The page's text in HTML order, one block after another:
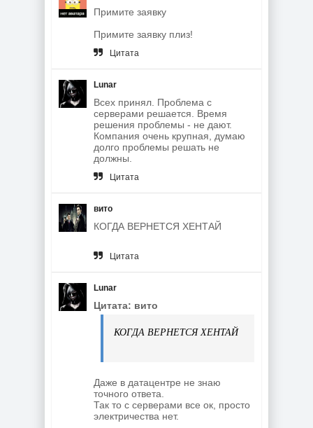
Примите заявку
Примите заявку плиз!
Цитата
Lunar
Всех принял. Проблема с
серверами решается. Время
решения проблемы - не дают.
Компания очень крупная, думаю
долго проблемы решать не
должны.
Цитата
вито
КОГДА ВЕРНЕТСЯ ХЕНТАЙ
Цитата
Lunar
Цитата: вито
КОГДА ВЕРНЕТСЯ ХЕНТАЙ
Даже в датацентре не знаю
точного ответа.
Так то с серверами все ок, просто
электричества нет.